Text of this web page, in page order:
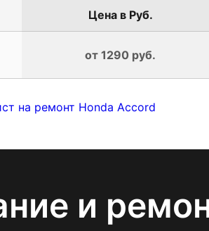
Цена в Руб.
от 1290 руб.
на ремонт Honda Accord
и